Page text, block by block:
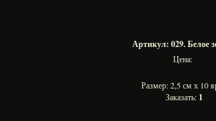
Артикул: 029. Белое
Цена:
Размер: 2,5 см х 10
Заказать: 1